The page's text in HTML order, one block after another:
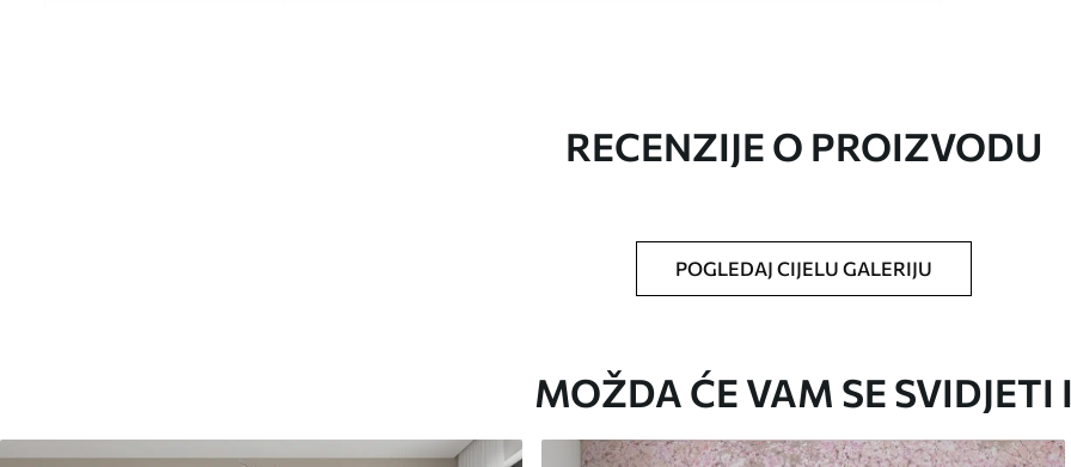
Slika se ispisuje u veličini koju ste odredili, izrezana na identične trake
RECENZIJE O PROIZVODU
POGLEDAJ CIJELU GALERIJU
MOŽDA ĆE VAM SE SVIDJETI